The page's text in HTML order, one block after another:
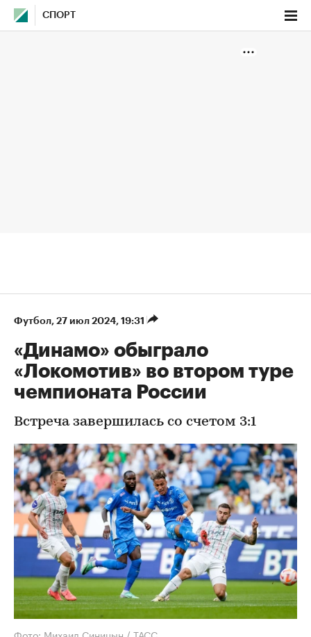
СПОРТ
Футбол⁠, 27 июл 2024, 19:31
«Динамо» обыграло
«Локомотив» во втором туре
чемпионата России
Встреча завершилась со счетом 3:1